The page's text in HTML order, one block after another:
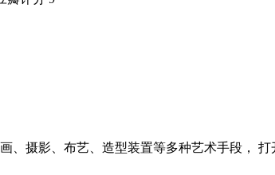
、摄影、布艺、造型装置等多种艺术手段，